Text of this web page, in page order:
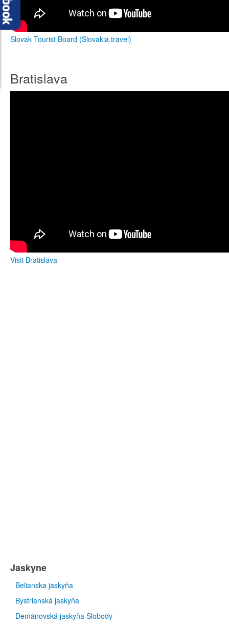
Slovak Tourist Board (Slovakia.travel)
Bratislava
Visit Bratislava
Jaskyne
Belianska jaskyňa
Bystrianská jaskyňa
Demänovská jaskyňa Slobody